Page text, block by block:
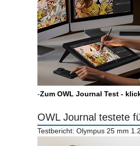
-Zum OWL Journal Test -
OWL Journal testete
Testbericht: Olympus 25 mm